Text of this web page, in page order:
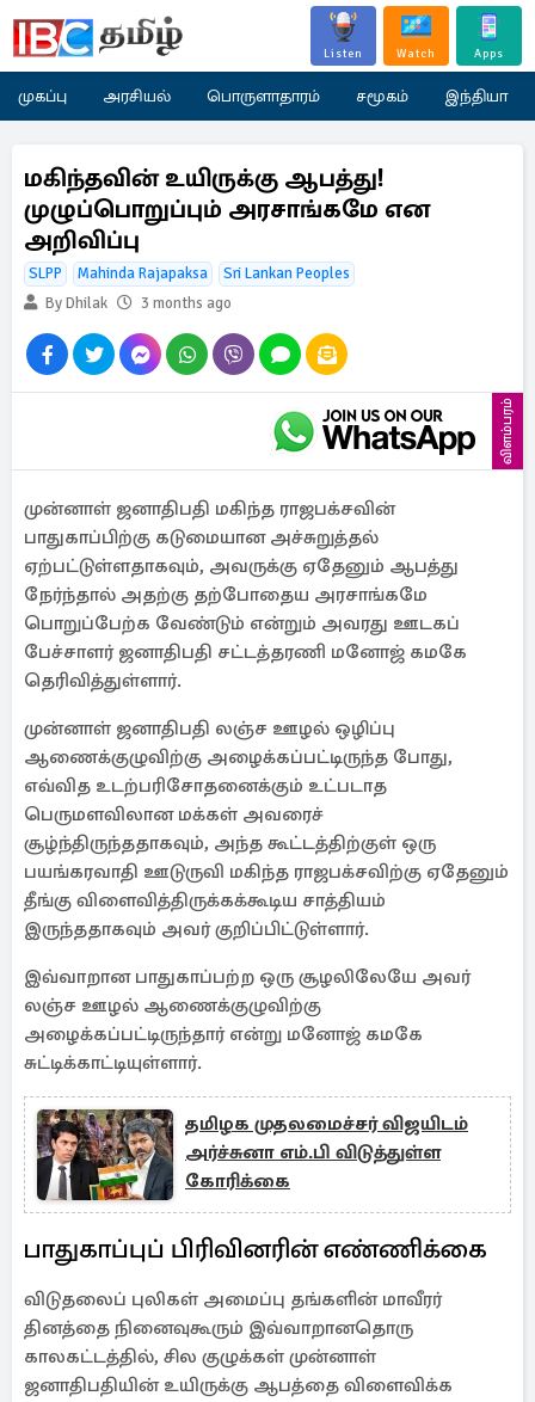
Listen Watch Apps
முகப்பு அரசியல் பொருளாதாரம் சமூகம் இந்தியா
மகிந்தவின் உயிருக்கு ஆபத்து!
முழுப்பொறுப்பும் அரசாங்கமே என
அறிவிப்பு
SLPP Mahinda Rajapaksa
Sri Lankan Peoples
By Dhilak
3 months ago
விளம்பரம்
முன்னாள் ஜனாதிபதி மகிந்த ராஜபக்சவின்
பாதுகாப்பிற்கு கடுமையான அச்சுறுத்தல்
ஏற்பட்டுள்ளதாகவும், அவருக்கு ஏதேனும் ஆபத்து
நேர்ந்தால் அதற்கு தற்போதைய அரசாங்கமே
பொறுப்பேற்க வேண்டும் என்றும் அவரது ஊடகப்
பேச்சாளர் ஜனாதிபதி சட்டத்தரணி மனோஜ் கமகே
தெரிவித்துள்ளார்.
முன்னாள் ஜனாதிபதி லஞ்ச ஊழல் ஒழிப்பு
ஆணைக்குழுவிற்கு அழைக்கப்பட்டிருந்த போது,
எவ்வித உடற்பரிசோதனைக்கும் உட்படாத
பெருமளவிலான மக்கள் அவரைச்
சூழ்ந்திருந்ததாகவும், அந்த கூட்டத்திற்குள் ஒரு
பயங்கரவாதி ஊடுருவி மகிந்த ராஜபக்சவிற்கு ஏதேனும்
தீங்கு விளைவித்திருக்கக்கூடிய சாத்தியம்
இருந்ததாகவும் அவர் குறிப்பிட்டுள்ளார்.
இவ்வாறான பாதுகாப்பற்ற ஒரு சூழலிலேயே அவர்
லஞ்ச ஊழல் ஆணைக்குழுவிற்கு
அழைக்கப்பட்டிருந்தார் என்று மனோஜ் கமகே
சுட்டிக்காட்டியுள்ளார்.
தமிழக முதலமைச்சர் விஜயிடம்
அர்ச்சுனா எம்.பி விடுத்துள்ள
கோரிக்கை
பாதுகாப்புப் பிரிவினரின் எண்ணிக்கை
விடுதலைப் புலிகள் அமைப்பு தங்களின் மாவீரர்
தினத்தை நினைவுகூரும் இவ்வாறானதொரு
காலகட்டத்தில், சில குழுக்கள் முன்னாள்
ஜனாதிபதியின் உயிருக்கு ஆபத்தை விளைவிக்க